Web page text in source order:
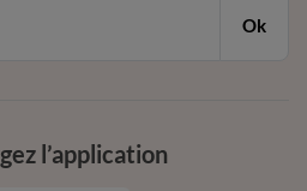
Ok
l’application